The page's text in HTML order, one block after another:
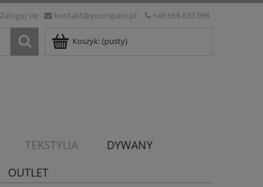
kontakt@yourspace.pl +48 668 833 068
Zaloguj się
Koszyk:(pusty)
TEKSTYLIA
DYWANY
OUTLET